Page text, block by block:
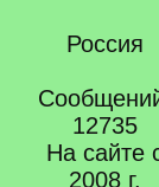
Россия
12735
На сайте
2008 г.